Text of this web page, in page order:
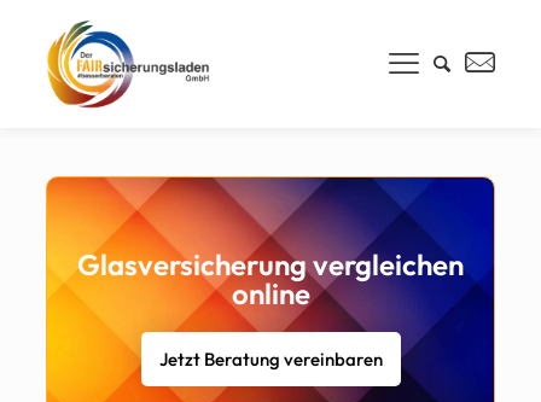
Glasversicherung vergleichen
online
Jetzt Beratung vereinbaren